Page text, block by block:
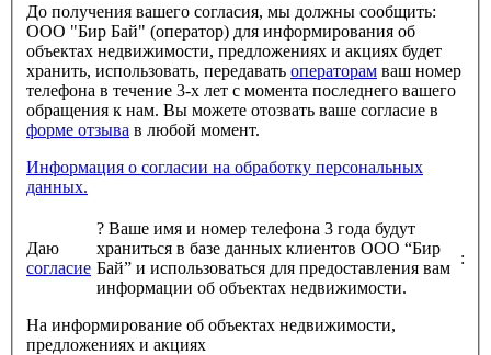
До получения вашего согласия, мы должны сообщить:
ООО "Бир Бай" (оператор) для информирования об
объектах недвижимости, предложениях и акциях будет
хранить, использовать, передавать операторам
телефона в течение 3-х лет с момента последнего вашего
обращения к нам. Вы можете отозвать ваше согласие в
форме отзыва
в любой момент.
Информация о согласии на обработку персональных
данных.
Даю
согласие
? Ваше имя и номер телефона 3 года будут
храниться в базе данных клиентов ООО “Бир
Бай” и использоваться для предоставления вам
информации об объектах недвижимости.
:
На информирование об объектах недвижимости,
предложениях и акциях